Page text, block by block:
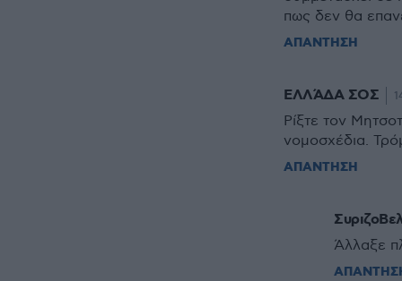
πως δεν θα
ΑΠΑΝΤΗΣΗ
ΕΛΛΆΔΑ ΣΟΣ
Ρίξτε τον
νομοσχέδια.
ΑΠΑΝΤΗΣΗ
Άλλαξε